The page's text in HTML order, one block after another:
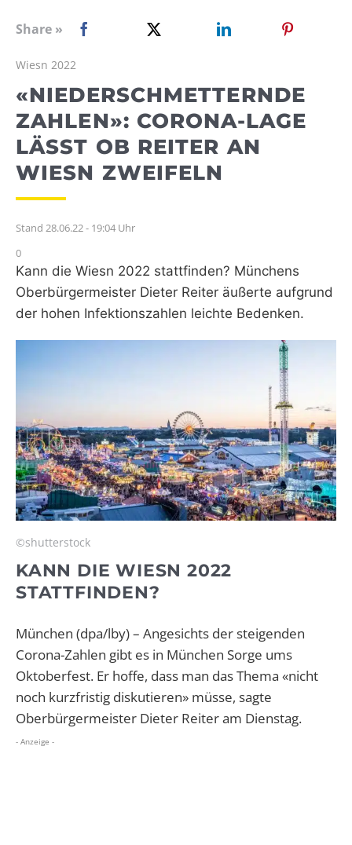
WEBRADIO
Share »
Wiesn 2022
«NIEDERSCHMETTERNDE
ZAHLEN»: CORONA-LAGE
LÄSST OB REITER AN
WIESN ZWEIFELN
Stand 28.06.22 - 19:04 Uhr
0
Kann die Wiesn 2022 stattfinden? Münchens
Oberbürgermeister Dieter Reiter äußerte aufgrund
der hohen Infektionszahlen leichte Bedenken.
©shutterstock
KANN DIE WIESN 2022
STATTFINDEN?
München (dpa/lby) – Angesichts der steigenden
Corona-Zahlen gibt es in München Sorge ums
Oktoberfest. Er hoffe, dass man das Thema «nicht
noch kurzfristig diskutieren» müsse, sagte
Oberbürgermeister Dieter Reiter am Dienstag.
- Anzeige -